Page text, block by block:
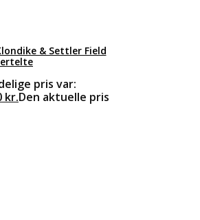
& Settler Field
pris var:
kr.Den aktuelle pris